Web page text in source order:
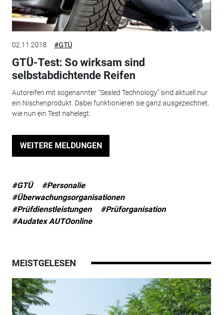
02.11.2018 #GTÜ
GTÜ-Test: So wirksam sind
selbstabdichtende Reifen
Autoreifen mit sogenannter "Sealed Technology" sind aktuell nur
ein Nischenprodukt. Dabei funktionieren sie ganz ausgezeichnet,
wie nun ein Test nahelegt.
WEITERE MELDUNGEN
#GTÜ
#Personalie
#Überwachungsorganisationen
#Prüfdienstleistungen
#Prüforganisation
#Audatex AUTOonline
MEISTGELESEN